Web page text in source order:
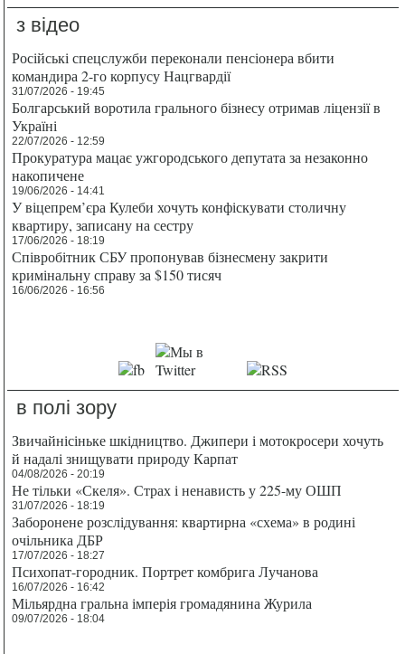
з відео
Російські спецслужби переконали пенсіонера вбити
командира 2-го корпусу Нацгвардії
31/07/2026 - 19:45
Болгарський воротила грального бізнесу отримав ліцензії в
Україні
22/07/2026 - 12:59
Прокуратура мацає ужгородського депутата за незаконно
накопичене
19/06/2026 - 14:41
У віцепрем’єра Кулеби хочуть конфіскувати столичну
квартиру, записану на сестру
17/06/2026 - 18:19
Співробітник СБУ пропонував бізнесмену закрити
кримінальну справу за $150 тисяч
16/06/2026 - 16:56
в полі зору
Звичайнісіньке шкідництво. Джипери і мотокросери хочуть
й надалі знищувати природу Карпат
04/08/2026 - 20:19
Не тільки «Скеля». Страх і ненависть у 225-му ОШП
31/07/2026 - 18:19
Заборонене розслідування: квартирна «схема» в родині
очільника ДБР
17/07/2026 - 18:27
Психопат-городник. Портрет комбрига Лучанова
16/07/2026 - 16:42
Мільярдна гральна імперія громадянина Журила
09/07/2026 - 18:04